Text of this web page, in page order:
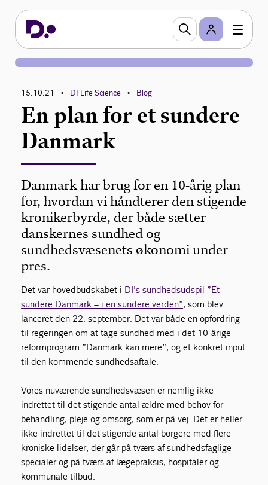
15.10.21 • DI Life Science • Blog
En plan for et sundere
Danmark
Danmark har brug for en 10-årig plan
for, hvordan vi håndterer den stigende
kronikerbyrde, der både sætter
danskernes sundhed og
sundhedsvæsenets økonomi under
pres.
Det var hovedbudskabet i DI’s sundhedsudspil ”Et
sundere Danmark – i en sundere verden”, som blev
lanceret den 22. september. Det var både en opfordring
til regeringen om at tage sundhed med i det 10-årige
reformprogram ”Danmark kan mere”, og et konkret input
til den kommende sundhedsaftale.
Vores nuværende sundhedsvæsen er nemlig ikke
indrettet til det stigende antal ældre med behov for
behandling, pleje og omsorg, som er på vej. Det er heller
ikke indrettet til det stigende antal borgere med flere
kroniske lidelser, der går på tværs af sundhedsfaglige
specialer og på tværs af lægepraksis, hospitaler og
kommunale tilbud.